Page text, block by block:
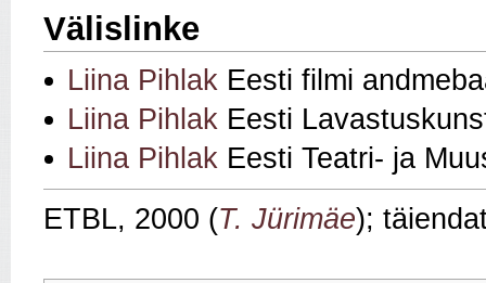
Välislinke
Liina Pihlak Eesti filmi
Liina Pihlak Eesti
Liina Pihlak Eesti Teatri- ja
ETBL, 2000 (T. Jürimäe);